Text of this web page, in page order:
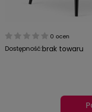
0 ocen
Dostępność:brak towaru